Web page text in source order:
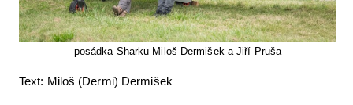
posádka Sharku Miloš Dermišek a Jiří Pruša
Text: Miloš (Dermi) Dermišek